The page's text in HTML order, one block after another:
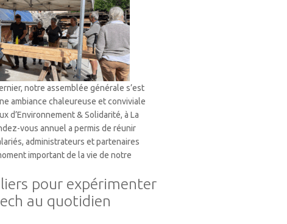
notre assemblée générale s’est
ambiance chaleureuse et conviviale
d’Environnement & Solidarité, à La
vous annuel a permis de réunir
administrateurs et partenaires
important de la vie de notre
pour expérimenter
au quotidien